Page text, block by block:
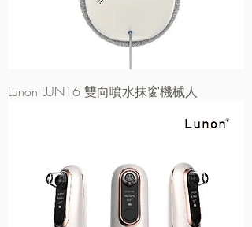
Lunon LUN16 雙向噴水抹窗機械人